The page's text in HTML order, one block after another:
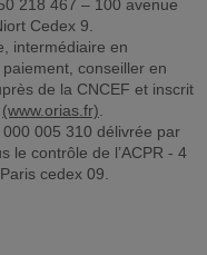
218 467 – 100 avenue
Cedex 9.
intermédiaire en
conseiller en
de la CNCEF et inscrit
(www.orias.fr)
005 310 délivrée par
le contrôle de l’ACPR - 4
cedex 09.